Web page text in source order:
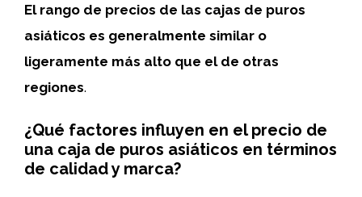
El rango de precios de las cajas de puros
asiáticos es generalmente similar o
ligeramente más alto que el de otras
regiones.
¿Qué factores influyen en el precio de
una caja de puros asiáticos en términos
de calidad y marca?